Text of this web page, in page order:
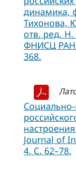
динамика,
Тихонова,
отв. ред.
ФНИСЦ
368.
Journal of
4. С. 62–78.